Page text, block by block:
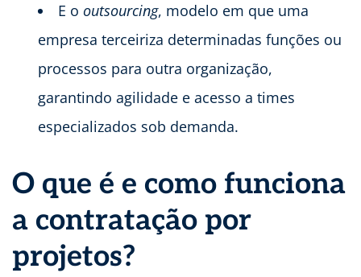
E o outsourcing, modelo em que uma
empresa terceiriza determinadas funções ou
processos para outra organização,
garantindo agilidade e acesso a times
especializados sob demanda.
O que é e como funciona
a contratação por
projetos?